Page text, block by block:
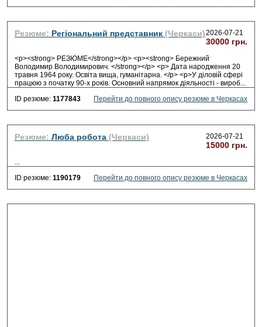
Резюме: Регіональний представник (Черкаси)2026-07-21
30000 грн.
<p><strong> РЕЗЮМЕ</strong></p> <p><strong> Бережний
Володимир Володимирович. </strong></p> <p> Дата народження 20
травня 1964 року. Освіта вища, гуманітарна. </p> <p>У діловій сфері
працюю з початку 90-х років. Основний напрямок діяльності - вироб...
ID резюме: 1177843 Перейти до повного опису резюме в Черкасах
Резюме: Люба робота (Черкаси) 2026-07-21
15000 грн.
...
ID резюме: 1190179 Перейти до повного опису резюме в Черкасах